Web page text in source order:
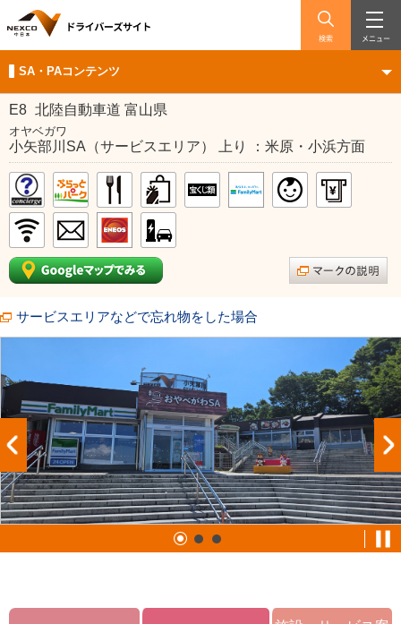
検索 メニュー
SA・PAコンテンツ
E8 北陸自動車道 富山県
オヤベガワ
小矢部川SA（サービスエリア） 上り ：米原・小浜方面
サービスエリアなどで忘れ物をした場合